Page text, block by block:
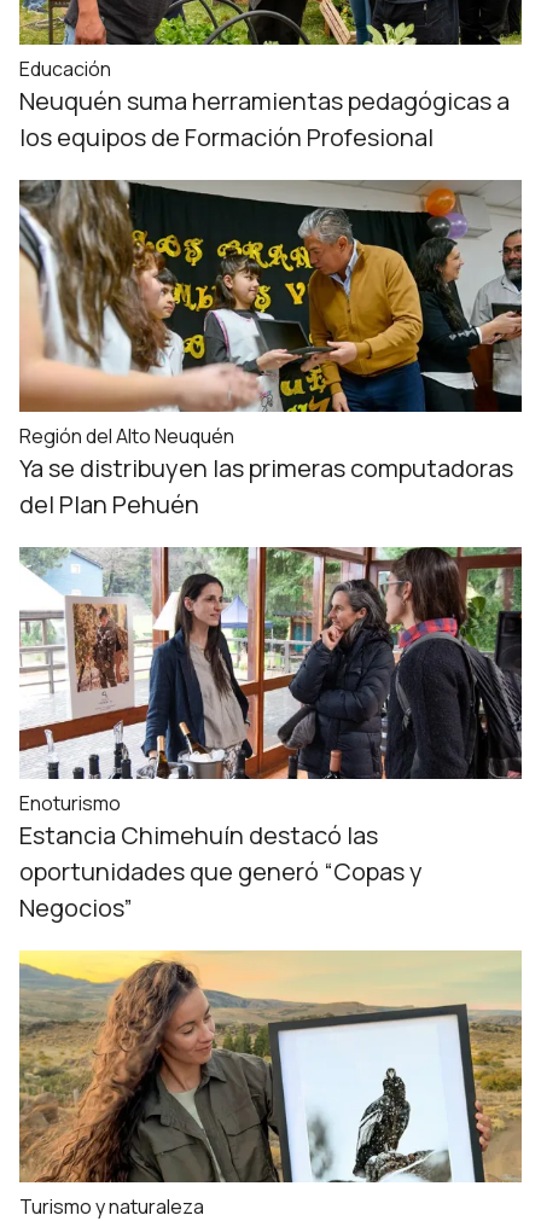
Educación
Neuquén suma herramientas pedagógicas a
los equipos de Formación Profesional
Región del Alto Neuquén
Ya se distribuyen las primeras computadoras
del Plan Pehuén
Enoturismo
Estancia Chimehuín destacó las
oportunidades que generó “Copas y
Negocios”
Turismo y naturaleza